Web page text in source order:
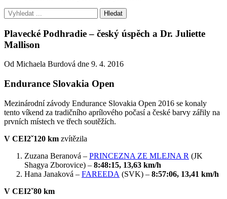
Plavecké Podhradie – český úspěch a Dr. Juliette
Mallison
Od Michaela Burdová dne 9. 4. 2016
Endurance Slovakia Open
Mezinárodní závody Endurance Slovakia Open 2016 se konaly
tento víkend za tradičního aprílového počasí a české barvy zářily na
prvních místech ve třech soutěžích.
V CEI2ˇ120 km zvítězila
Zuzana Beranová – PRINCEZNA ZE MLEJNA R (JK
Shagya Zborovice) – 8:48:15, 13,63 km/h
Hana Janaková – FAREEDA (SVK) – 8:57:06, 13,41 km/h
V CEI2ˇ80 km